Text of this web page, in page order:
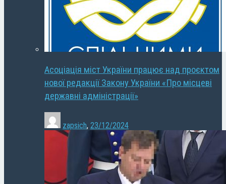
Асоціація міст України працює над проєктом
нової редакції Закону України «Про місцеві
державні адміністрації»
zapsich, 23/12/2024